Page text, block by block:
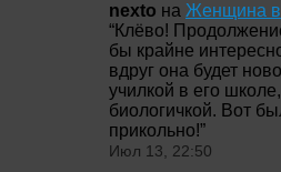
nexto на Женщина в
“Клёво!
бы крайне
вдруг она будет
училкой в его школе,
биологичкой. Вот
прикольно!”
Июл 13, 22:50